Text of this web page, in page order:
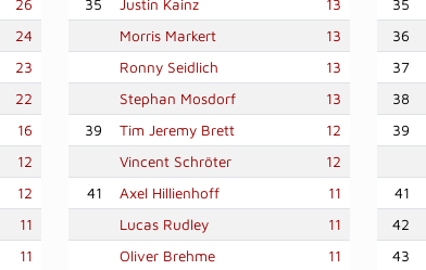
26
24
23
22
16
12
12
11
11
35
Justin Kainz
13
Morris Markert
13
Ronny Seidlich
13
Stephan Mosdorf
13
39
Tim Jeremy Brett
12
Vincent Schröter
12
41
Axel Hillienhoff
11
Lucas Rudley
11
Oliver Brehme
11
35
36
37
38
39
41
42
43